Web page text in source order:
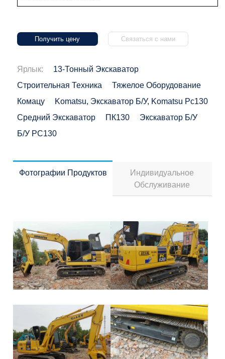
Получить цену Связаться с нами
Ярлык:
13-Тонный Экскаватор
Строительная Техника
Тяжелое Оборудование
Комацу
Komatsu, Экскаватор Б/у, Komatsu Pc130
Средний Экскаватор
ПК130
Экскаватор Б/у
Б/у PC130
Фотографии Продуктов
Индивидуальное
Обслуживание